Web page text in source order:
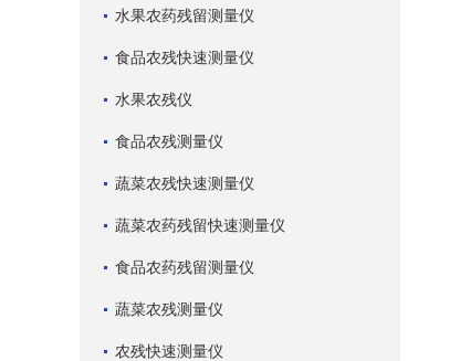
水果农药残留测量仪
食品农残快速测量仪
水果农残仪
食品农残测量仪
蔬菜农残快速测量仪
蔬菜农药残留快速测量仪
食品农药残留测量仪
蔬菜农残测量仪
农残快速测量仪